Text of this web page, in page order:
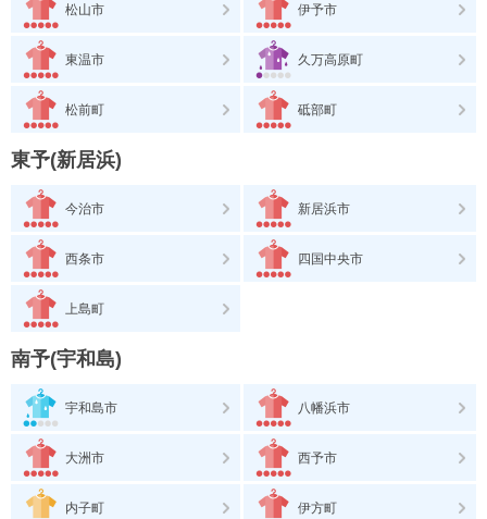
松山市 伊予市
東温市 久万高原町
松前町 砥部町
東予(新居浜)
今治市 新居浜市
西条市 四国中央市
上島町
南予(宇和島)
宇和島市 八幡浜市
大洲市 西予市
内子町 伊方町